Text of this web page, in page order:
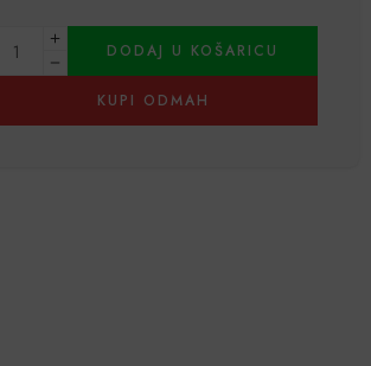
DODAJ U KOŠARICU
KUPI ODMAH
Alternative: